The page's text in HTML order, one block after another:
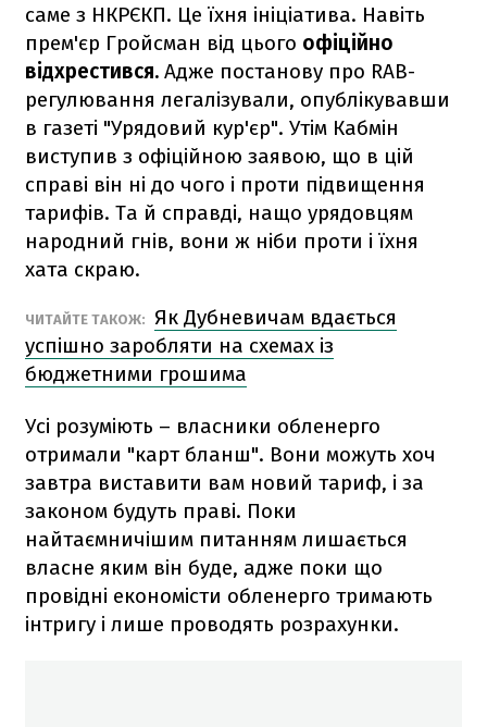
саме з НКРЄКП. Це їхня ініціатива. Навіть
прем'єр Гройсман від цього офіційно
відхрестився. Адже постанову про RAB-
регулювання легалізували, опублікувавши
в газеті "Урядовий кур'єр". Утім Кабмін
виступив з офіційною заявою, що в цій
справі він ні до чого і проти підвищення
тарифів. Та й справді, нащо урядовцям
народний гнів, вони ж ніби проти і їхня
хата скраю.
ЧИТАЙТЕ ТАКОЖ:
Як Дубневичам вдається
успішно заробляти на схемах із
бюджетними грошима
Усі розуміють – власники обленерго
отримали "карт бланш". Вони можуть хоч
завтра виставити вам новий тариф, і за
законом будуть праві. Поки
найтаємничішим питанням лишається
власне яким він буде, адже поки що
провідні економісти обленерго тримають
інтригу і лише проводять розрахунки.